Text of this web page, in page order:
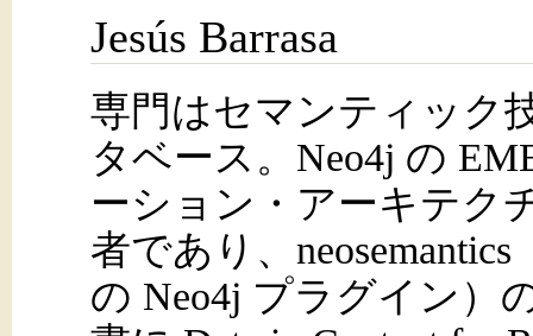
Jesús Barrasa
専門はセマンティック
タベース。Neo4j の
ーション・アーキテク
者であり、
の Neo4j プラグイン）